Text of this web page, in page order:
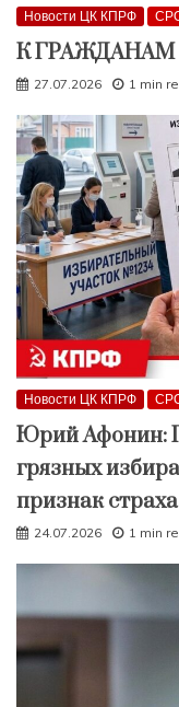
Новости ЦК КПРФ
К ГРАЖДАНАМ
27.07.2026 1 min
Новости ЦК КПРФ
Юрий Афонин:
грязных
признак
24.07.2026 1 min